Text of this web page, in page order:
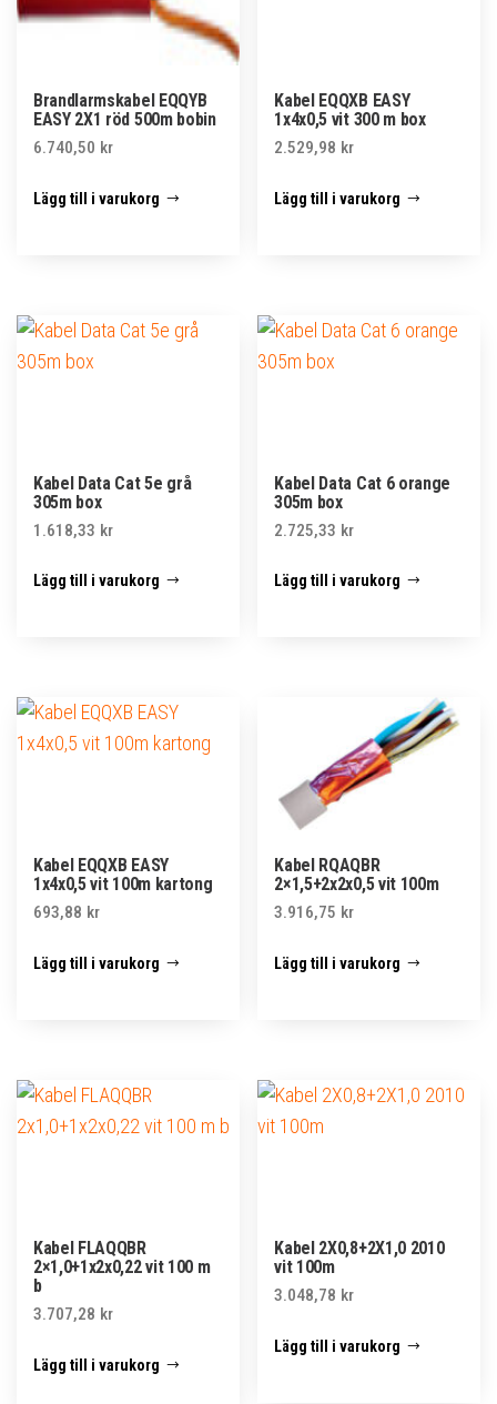
Brandlarmskabel EQQYB
EASY 2X1 röd 500m bobin
6.740,50 kr
Lägg till i varukorg
Kabel EQQXB EASY
1x4x0,5 vit 300 m box
2.529,98 kr
Lägg till i varukorg
Kabel Data Cat 5e grå
305m box
1.618,33 kr
Lägg till i varukorg
Kabel Data Cat 6 orange
305m box
2.725,33 kr
Lägg till i varukorg
Kabel EQQXB EASY
1x4x0,5 vit 100m kartong
693,88 kr
Lägg till i varukorg
Kabel RQAQBR
2×1,5+2x2x0,5 vit 100m
3.916,75 kr
Lägg till i varukorg
Kabel FLAQQBR
2×1,0+1x2x0,22 vit 100 m
b
3.707,28 kr
Lägg till i varukorg
Kabel 2X0,8+2X1,0 2010
vit 100m
3.048,78 kr
Lägg till i varukorg